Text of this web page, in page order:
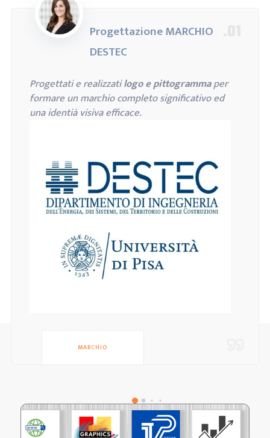
Progettazione MARCHIO
DESTEC
Progettati e realizzatilogo e pittogrammaper
formare un marchio completo significativo ed
una identià visiva efficace.
MARCHIO